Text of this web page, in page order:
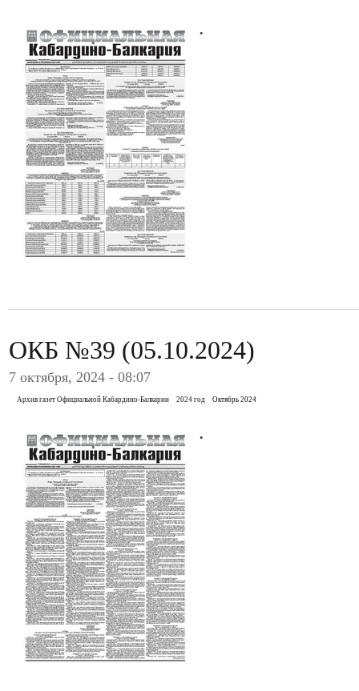
.
ОКБ №39 (05.10.2024)
7 октября, 2024 - 08:07
Архив газет Официальной Кабардино-Балкарии 2024 год Октябрь 2024
.